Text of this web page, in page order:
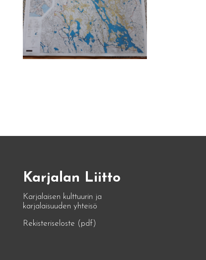
Karjalan Liitto
Karjalaisen kulttuurin ja
karjalaisuuden yhteisö
Rekisteriseloste (pdf)